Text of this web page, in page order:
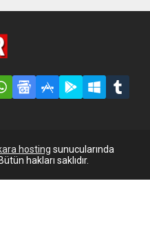
hosting sunucularında
hakları saklıdır.